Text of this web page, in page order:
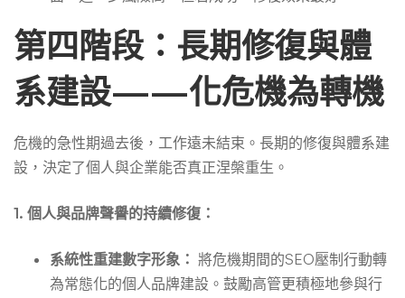
第四階段：長期修復與體
系建設——化危機為轉機
危機的急性期過去後，工作遠未結束。長期的修復與體系建
設，決定了個人與企業能否真正涅槃重生。
1. 個人與品牌聲譽的持續修復：
系統性重建數字形象： 將危機期間的SEO壓制行動轉
為常態化的個人品牌建設。鼓勵高管更積極地參與行